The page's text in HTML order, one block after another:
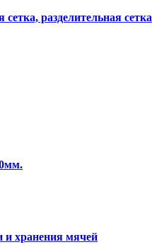
разделительная сетка
и хранения мячей